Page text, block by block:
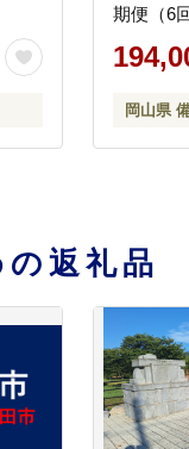
期便（6
岡山県
返礼品